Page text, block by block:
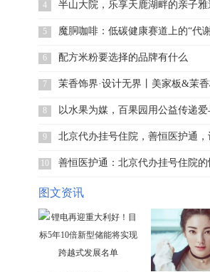
4 半山大院，乐享天鹿湖畔的亲子雅
5 魔胴咖啡：低碳健康赛道上的“代
6 配方米粉要选择的品牌有什么
7 茉香饰界·设计无界丨美家板&茉
8 以水果为媒，百果园用公益传递爱
9
北京代办挂号住院，善恒医护通，
轻
10
善恒医护通：北京代办挂号住院的
图文资讯